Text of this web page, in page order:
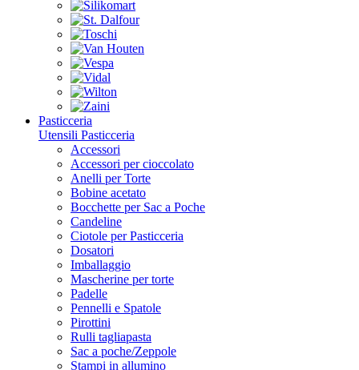
Pasticceria
Utensili Pasticceria
Accessori
Accessori per cioccolato
Anelli per Torte
Bobine acetato
Bocchette per Sac a Poche
Candeline
Ciotole per Pasticceria
Dosatori
Imballaggio
Mascherine per torte
Padelle
Pennelli e Spatole
Pirottini
Rulli tagliapasta
Sac a poche/Zeppole
Stampi in allumino